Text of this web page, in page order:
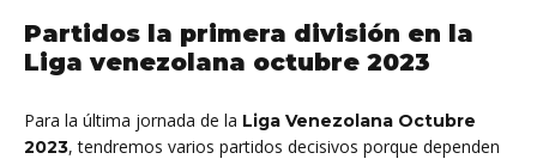
Partidos la primera división en la
Liga venezolana octubre 2023
Para la última jornada de la Liga Venezolana Octubre
2023, tendremos varios partidos decisivos porque dependen